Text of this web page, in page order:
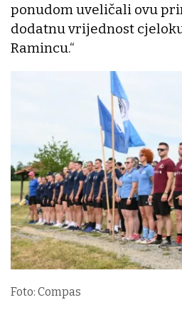
ponudom uveličali ovu
dodatnu vrijednost
Ramincu.“
Foto: Compas